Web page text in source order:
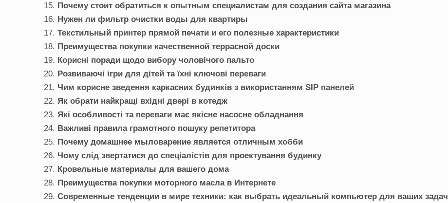
Почему стоит обратиться к опытным специалистам для создания сайта магазина
Нужен ли фильтр очистки воды для квартиры
Текстильный принтер прямой печати и его полезные характеристики
Преимущества покупки качественной террасной доски
Корисні поради щодо вибору чоловічого пальто
Розвиваючі ігри для дітей та їхні ключові переваги
Чим корисне зведення каркасних будинків з використанням SIP панелей
Як обрати найкращі вхідні двері в котедж
Які особливості та переваги має якісне насосне обладнання
Важливі правила грамотного пошуку репетитора
Почему домашнее мыловарение является отличным хобби
Чому слід звертатися до спеціалістів для проектування будинку
Кровельные материалы для вашего дома
Преимущества покупки моторного масла в Интернете
Современные тенденции в мире техники: как выбрать идеальный компьютер для ваших задач